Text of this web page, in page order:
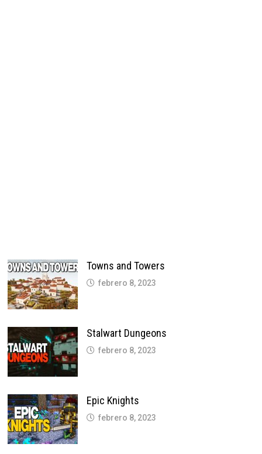
Towns and Towers
febrero 8, 2023
Stalwart Dungeons
febrero 8, 2023
Epic Knights
febrero 8, 2023